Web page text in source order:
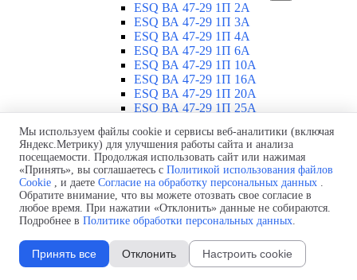
ESQ ВА 47-29 1П 2А
ESQ ВА 47-29 1П 3А
ESQ ВА 47-29 1П 4А
ESQ ВА 47-29 1П 6А
ESQ ВА 47-29 1П 10А
ESQ ВА 47-29 1П 16А
ESQ ВА 47-29 1П 20А
ESQ ВА 47-29 1П 25А
ESQ ВА 47-29 1П 40А
ESQ ВА 47-29 1П 50А
ESQ ВА 47-29 1П 63А
ESQ ВА 47-29 2П 1А
ESQ ВА 47-29 2П 2А
ESQ ВА 47-29 2П 3А
ESQ ВА 47-29 2П 4А
ESQ ВА 47-29 2П 6А
ESQ ВА 47-29 2П 10А
ESQ ВА 47-29 2П 16А
Мы используем файлы cookie и сервисы веб-аналитики (включая
Яндекс.Метрику) для улучшения работы сайта и анализа
посещаемости. Продолжая использовать сайт или нажимая
«Принять», вы соглашаетесь с Политикой использования файлов
Cookie , и даете Согласие на обработку персональных данных .
Обратите внимание, что вы можете отозвать свое согласие в
любое время. При нажатии «Отклонить» данные не собираются.
Подробнее в Политике обработки персональных данных.
Принять все Отклонить Настроить cookie